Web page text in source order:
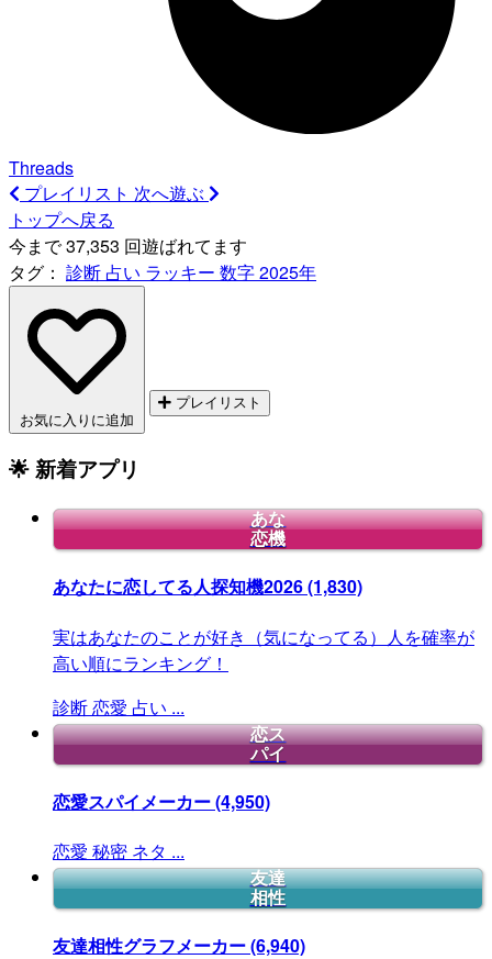
Threads
プレイリスト 次へ遊ぶ
トップへ戻る
今まで 37,353 回遊ばれてます
タグ： 診断 占い ラッキー 数字2025年
お気に入りに追加
プレイリスト
🌟 新着アプリ
あな
恋機
あなたに恋してる人探知機2026(1,830)
実はあなたのことが好き（気になってる）人を確率が
高い順にランキング！
診断恋愛 占い ...
恋ス
パイ
恋愛スパイメーカー(4,950)
恋愛 秘密 ネタ ...
友達
相性
友達相性グラフメーカー(6,940)